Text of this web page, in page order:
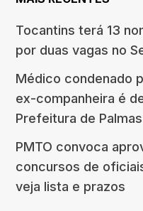
Tocantins terá 13
por duas vagas no
Médico condenado
ex-companheira é
Prefeitura de Palmas
PMTO convoca
concursos de
veja lista e prazos